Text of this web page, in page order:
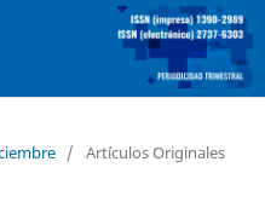
/ Artículos Originales